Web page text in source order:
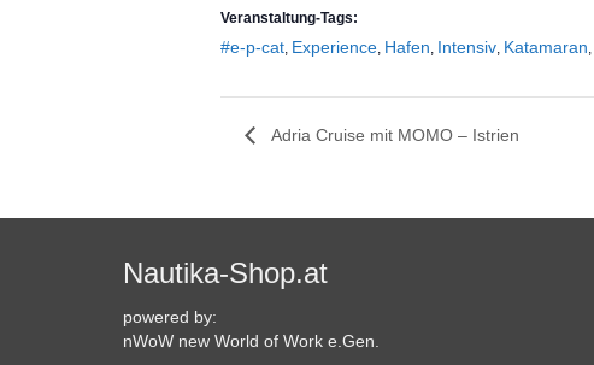
Veranstaltung-Tags:
#e-p-cat, Experience, Hafen, Intensiv, Katamaran,
Adria Cruise mit MOMO – Istrien
Nautika-Shop.at
powered by:
nWoW new World of Work e.Gen.